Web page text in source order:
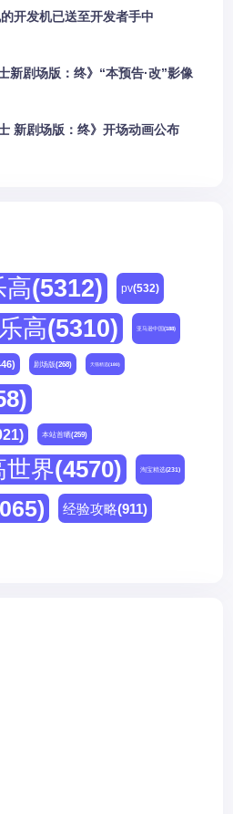
开发机已送至开发者手中
新剧场版：终》“本预告·改”影像
新剧场版：终》开场动画公布
高(5312) pv(532)
乐高(5310) 亚马逊中国(188)
剧场版(268) 天猫精选(180)
本站首晒(259)
世界(4570) 淘宝精选(231)
经验攻略(911)